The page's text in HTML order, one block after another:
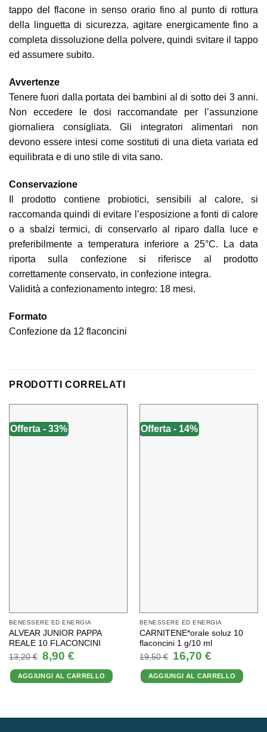
tappo del flacone in senso orario fino al punto di rottura
della linguetta di sicurezza, agitare energicamente fino a
completa dissoluzione della polvere, quindi svitare il tappo
ed assumere subito.
Avvertenze
Tenere fuori dalla portata dei bambini al di sotto dei 3 anni.
Non eccedere le dosi raccomandate per l’assunzione
giornaliera consigliata. Gli integratori alimentari non
devono essere intesi come sostituti di una dieta variata ed
equilibrata e di uno stile di vita sano.
Conservazione
Il prodotto contiene probiotici, sensibili al calore, si
raccomanda quindi di evitare l’esposizione a fonti di calore
o a sbalzi termici, di conservarlo al riparo dalla luce e
preferibilmente a temperatura inferiore a 25°C. La data
riporta sulla confezione si riferisce al prodotto
correttamente conservato, in confezione integra.
Validità a confezionamento integro: 18 mesi.
Formato
Confezione da 12 flaconcini
PRODOTTI CORRELATI
Offerta - 33%
BENESSERE ED ENERGIA
ALVEAR JUNIOR PAPPA
REALE 10 FLACONCINI
13,20€
Il
prezzo
originale
era:
13,20 €.
8,90 €Il
prezzo
attuale
è:
8,90 €.
AGGIUNGI AL CARRELLO
Offerta - 14%
BENESSERE ED ENERGIA
CARNITENE*orale soluz 10
flaconcini 1 g/10 ml
19,50€
Il
prezzo
originale
era:
19,50 €.
16,70 €Il
prezzo
attuale
è:
16,70 €.
AGGIUNGI AL CARRELLO